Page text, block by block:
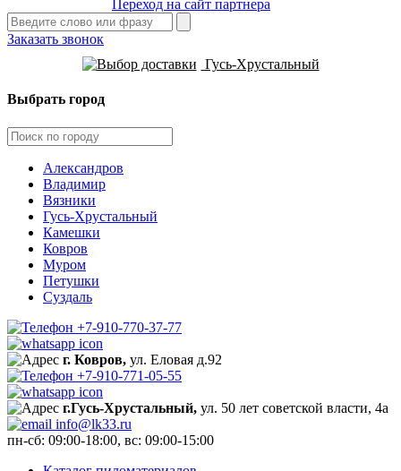
Переход на сайт партнера
Заказать звонок
Гусь-Хрустальный
Выбрать город
Александров
Владимир
Вязники
Гусь-Хрустальный
Камешки
Ковров
Муром
Петушки
Суздаль
+7-910-770-37-77
г. Ковров, ул. Еловая д.92
+7-910-771-05-55
г.Гусь-Хрустальный, ул. 50 лет советской власти, 4а
info@lk33.ru
пн-сб: 09:00-18:00, вс: 09:00-15:00